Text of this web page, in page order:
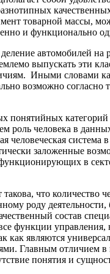
товарной массы,
и функционально
автомобилей
выпускать эти
Иными словами
возможно
понятийных
роль человека в
человеческая система
заложенные
в
такова, что количество
роду деятельности,
состав
функции управления,
как являются
Главным отличием
понятия и